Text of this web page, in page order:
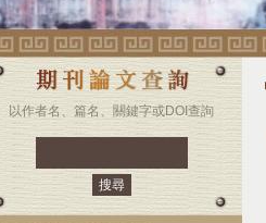
以作者名、篇名、關鍵字或DOI查詢